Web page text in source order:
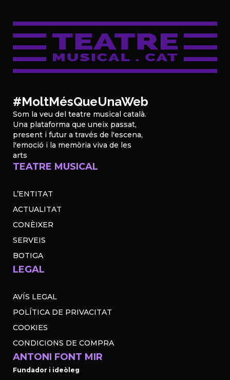
#MoltMésQueUnaWeb
Som la veu del teatre musical català.
Una plataforma que uneix passat,
present i futur a través de l'escena,
l'emoció i la memòria viva de les
arts
TEATRE MUSICAL
L’ENTITAT
ACTUALITAT
CONÈIXER
SERVEIS
BOTIGA
LEGAL
AVÍS LEGAL
POLÍTICA DE PRIVACITAT
COOKIES
CONDICIONS DE COMPRA
ANTONI FONT MIR
Fundador i ideòleg